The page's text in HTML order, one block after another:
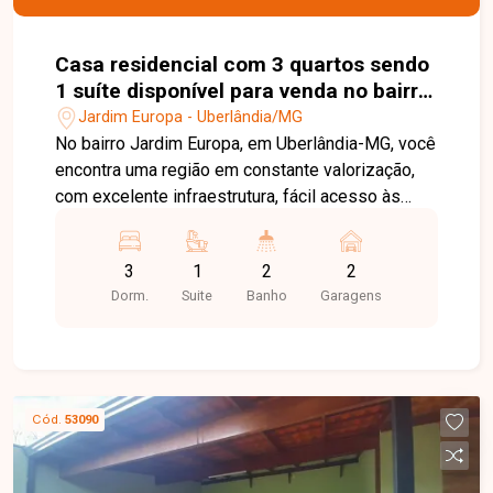
Casa residencial com 3 quartos sendo
1 suíte disponível para venda no bairro
Jardim Europa em Uberlândia-MG
Jardim Europa - Uberlândia/MG
No bairro Jardim Europa, em Uberlândia-MG, você
encontra uma região em constante valorização,
com excelente infraestrutura, fácil acesso às
supermercados, escolas, farmácias e diversos
comércios, proporcionando praticidade e
qualidade de vida. Casa disponível para venda
serviço e 2 vagas de garagem. O imóvel oferece
ambientes amplos e bem distribuídos,
proporcionando conforto e funcionalidade para
toda a família. Uma excelente oportunidade para
3
Dorm.
1
Suite
2
Banho
2
Garagens
Cód. 53090